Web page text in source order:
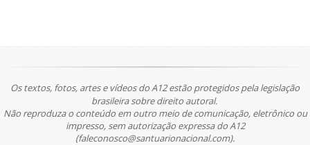
Os textos, fotos, artes e vídeos do A12 estão protegidos pela legislação
brasileira sobre direito autoral.
Não reproduza o conteúdo em outro meio de comunicação, eletrônico ou
impresso, sem autorização expressa do A12
(faleconosco@santuarionacional.com).